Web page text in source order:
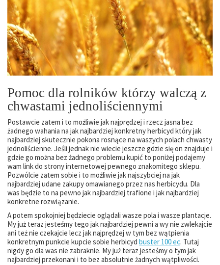
Pomoc dla rolników którzy walczą z
chwastami jednoliściennymi
Postawcie zatem i to możliwie jak najprędzej i rzecz jasna bez
żadnego wahania na jak najbardziej konkretny herbicyd który jak
najbardziej skutecznie pokona rosnące na waszych polach chwasty
jednoliścienne. Jeśli jednak nie wiecie jeszcze gdzie się on znajduje i
gdzie go można bez żadnego problemu kupić to poniżej podajemy
wam link do strony internetowej pewnego znakomitego sklepu.
Pozwólcie zatem sobie i to możliwie jak najszybciej na jak
najbardziej udane zakupy omawianego przez nas herbicydu. Dla
was będzie to na pewno jak najbardziej trafione i jak najbardziej
konkretne rozwiązanie.
A potem spokojniej będziecie oglądali wasze pola i wasze plantacje.
My już teraz jesteśmy tego jak najbardziej pewni a wy nie zwlekajcie
ani też nie czekajcie lecz jak najprędzej w tym bez wątpienia
konkretnym punkcie kupcie sobie herbicyd buster 100 ec. Tutaj
nigdy go dla was nie zabraknie. My już teraz jesteśmy o tym jak
najbardziej przekonani i to bez absolutnie żadnych wątpliwości.